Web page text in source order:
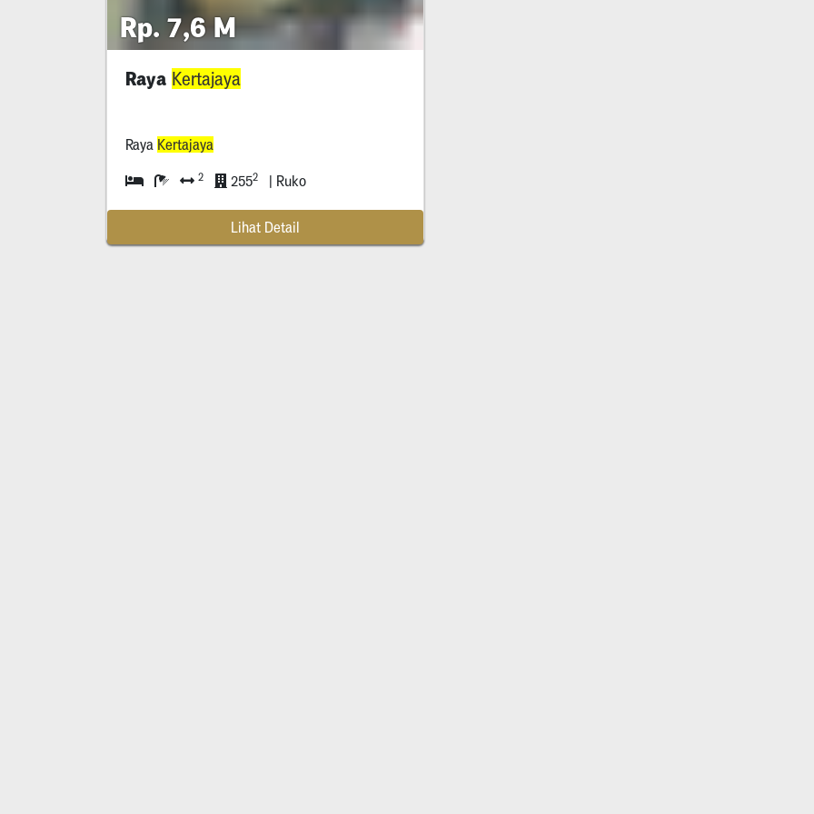
Rp. 7,6 M
Raya Kertajaya
Raya Kertajaya
2 2552 | Ruko
Lihat Detail